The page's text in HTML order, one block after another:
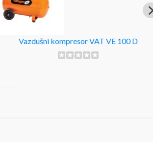
Vazdušni kompresor VAT VE 100 D